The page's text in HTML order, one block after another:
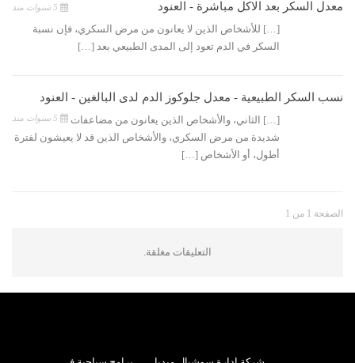
معدل السكر بعد الاكل مباشرة - العنود
[…] للأشخاص الذين لا يعانون من مرض السكري، فإن نسبة
السكر في الدم تعود إلى المدى الطبيعي بعد […]
نسب السكر الطبيعية - معدل جلوكوز الدم لدى البالغين - العنود
[…] الثاني، والأشخاص الذين يعانون من مضاعفات
شديدة من مرض السكري، والأشخاص الذين قد لا يعيشون لفترة
أطول، أو الأشخاص […]
الصفحة 1 من 1
التعليقات مغلقة.